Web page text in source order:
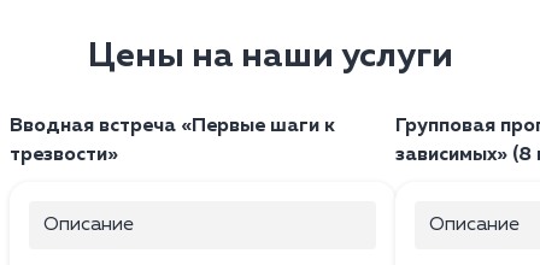
Цены на наши услуги
Вводная встреча «Первые шаги к
трезвости»
Описание
Групповая
зависимых» (8
Описание